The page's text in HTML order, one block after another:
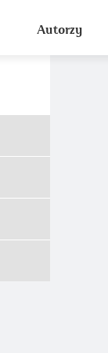
Autorzy